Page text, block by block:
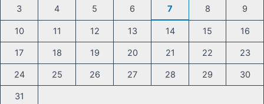
3 4 5 6 7 8 9
10 11 12 13 14 15 16
17 18 19 20 21 22 23
24 25 26 27 28 29 30
31